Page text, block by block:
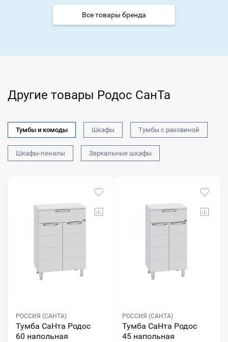
Все товары бренда
Другие товары Родос СанТа
Тумбы и комоды Шкафы Тумбы с раковиной
Шкафы-пеналы Зеркальные шкафы
РОССИЯ (САНТА)
Тумба СаНта Родос
60 напольная
РОССИЯ (САНТА)
Тумба СаНта Родос
45 напольная